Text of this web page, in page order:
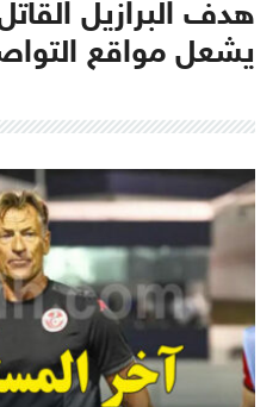
هدف البرازيل
يشعل مواقع